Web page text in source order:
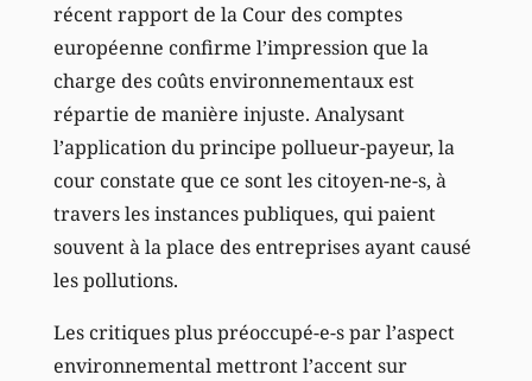
récent rapport de la Cour des comptes
européenne confirme l’impression que la
charge des coûts environnementaux est
répartie de manière injuste. Analysant
l’application du principe pollueur-payeur, la
cour constate que ce sont les citoyen-ne-s, à
travers les instances publiques, qui paient
souvent à la place des entreprises ayant causé
les pollutions.
Les critiques plus préoccupé-e-s par l’aspect
environnemental mettront l’accent sur